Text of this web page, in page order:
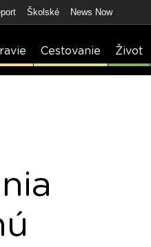
Školské News Now
Cestovanie Život